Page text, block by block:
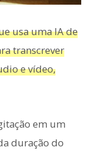
usa uma IA de
transcrever
e vídeo,
em um
duração do